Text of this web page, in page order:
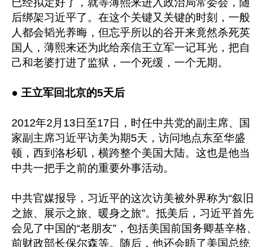
后绑架习近平了。在这个关键又关键的时刻，一般
人都会韬光养晦，但忘乎所以的谷开来竟然杀死英
国人，薄熙来还为此给亲信王立军一记耳光，把自
己和老婆打进了监狱，一个死缓，一个无期。
● 王立军回北京的5天后
2012年2月13日至17日，时任中共党的副主席、国
家副主席习近平访美为期5天，访问地点东至华盛
顿，西到洛杉矶，横跨整个美国大陆。这也是他当
中共一把手之前的重要外事活动。
中共官媒报导，习近平的这次访美被外界称为“叙旧
之旅、展示之旅、暖身之旅”。抵美后，习近平首先
会见了中国的“老朋友”，包括美国前国务卿基辛格、
前财政部长保尔森等。随后，他还会晤了美国总统